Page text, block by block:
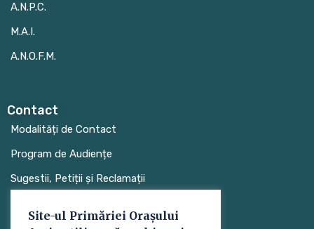
A.N.P.C.
M.A.I.
A.N.O.F.M.
Contact
Modalități de Contact
Program de Audiențe
Sugestii, Petiții și Reclamații
Site-ul Primăriei Orașului